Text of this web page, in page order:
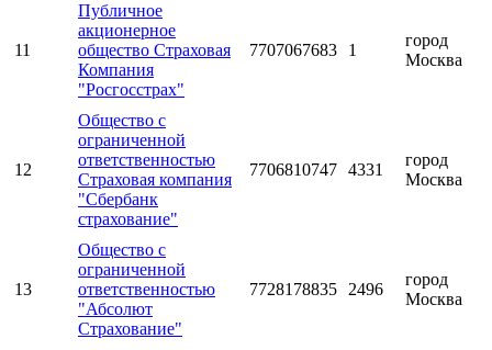
11
Публичное
акционерное
общество Страховая
Компания
"Росгосстрах"
7707067683 1
город
Москва
12
Общество с
ограниченной
ответственностью
Страховая компания
"Сбербанк
страхование"
7706810747 4331
город
Москва
13
Общество с
ограниченной
ответственностью
"Абсолют
Страхование"
7728178835 2496
город
Москва